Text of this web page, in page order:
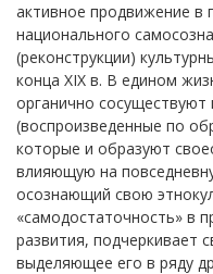
активное продвижение в
национального
(реконструкции)
конца XIX в. В едином
органично сосуществуют
(воспроизведенные по
которые и образуют
влияющую на
осознающий свою
«самодостаточность» в
развития, подчеркивает
выделяющее его в ряду